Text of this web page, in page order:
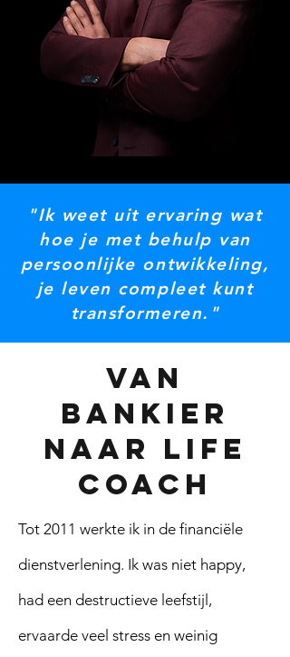
​​"Ik weet uit ervaring wat
hoe je met behulp van
persoonlijke ontwikkeling,
je leven compleet kunt
transformeren. "
van
bankier
naar life
coach
Tot 2011 werkte ik in de financiële
dienstverlening. Ik was niet happy,
had een destructieve leefstijl,
ervaarde veel stress en weinig